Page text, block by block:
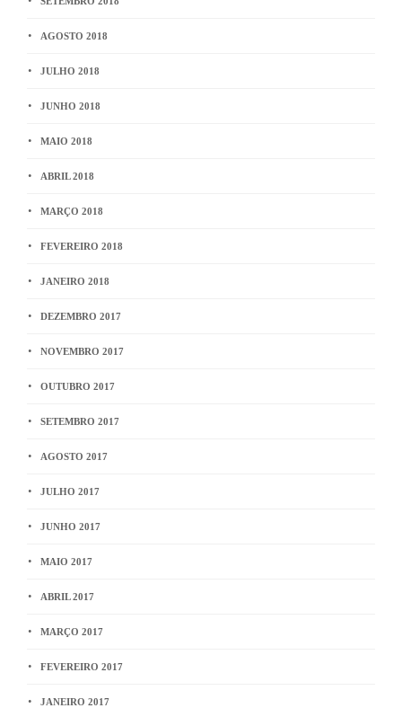
AGOSTO 2018
JULHO 2018
JUNHO 2018
MAIO 2018
ABRIL 2018
MARÇO 2018
FEVEREIRO 2018
JANEIRO 2018
DEZEMBRO 2017
NOVEMBRO 2017
OUTUBRO 2017
SETEMBRO 2017
AGOSTO 2017
JULHO 2017
JUNHO 2017
MAIO 2017
ABRIL 2017
MARÇO 2017
FEVEREIRO 2017
JANEIRO 2017